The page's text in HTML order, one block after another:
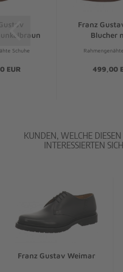
Schuhe
EUR
Franz
Blucher
499,00
KUNDEN, WELCHE
INTERESSIERTEN
Franz Gustav Weimar